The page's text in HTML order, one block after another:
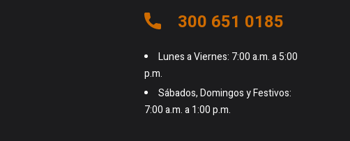
300 651 0185
Lunes a Viernes: 7:00 a.m. a 5:00
p.m.
Sábados, Domingos y Festivos:
7:00 a.m. a 1:00 p.m.